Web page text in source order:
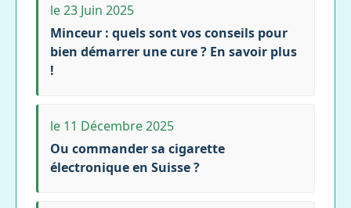
le 23 Juin 2025
Minceur : quels sont vos conseils pour
bien démarrer une cure ? En savoir plus
!
le 11 Décembre 2025
Ou commander sa cigarette
électronique en Suisse ?